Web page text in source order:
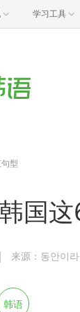
学习工具
型
韩国
来源：동안이
韩语